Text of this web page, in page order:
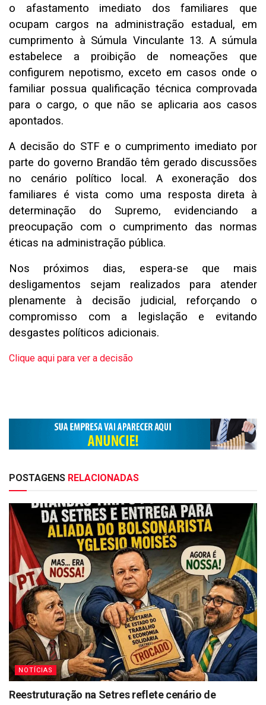
o afastamento imediato dos familiares que
ocupam cargos na administração estadual, em
cumprimento à Súmula Vinculante 13. A súmula
estabelece a proibição de nomeações que
configurem nepotismo, exceto em casos onde o
familiar possua qualificação técnica comprovada
para o cargo, o que não se aplicaria aos casos
apontados.
A decisão do STF e o cumprimento imediato por
parte do governo Brandão têm gerado discussões
no cenário político local. A exoneração dos
familiares é vista como uma resposta direta à
determinação do Supremo, evidenciando a
preocupação com o cumprimento das normas
éticas na administração pública.
Nos próximos dias, espera-se que mais
desligamentos sejam realizados para atender
plenamente à decisão judicial, reforçando o
compromisso com a legislação e evitando
desgastes políticos adicionais.
Clique aqui para ver a decisão
POSTAGENS RELACIONADAS
NOTÍCIAS
Reestruturação na Setres reflete cenário de